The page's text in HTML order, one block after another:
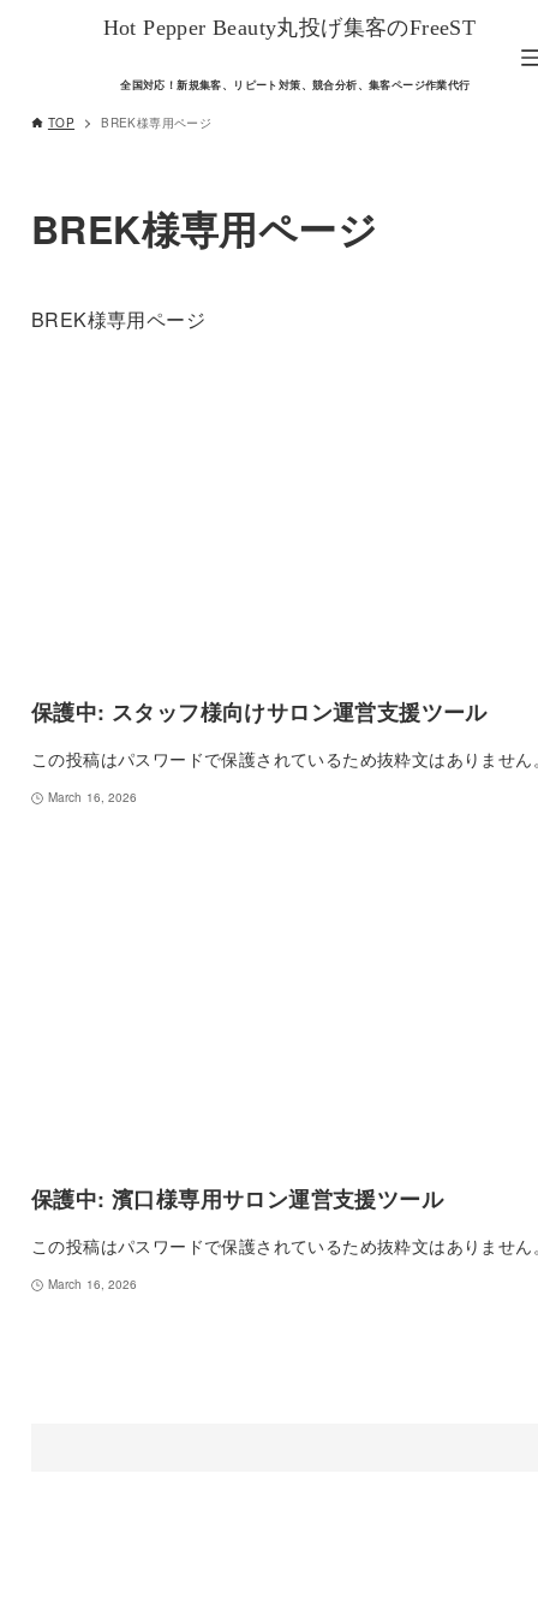
全国対応！新規集客、リピート対策、競合分析、集客ページ作業代行
Hot Pepper Beauty丸投げ集客のFreeST
TOP BREK様専用ページ
BREK様専用ページ
BREK様専用ページ
保護中: スタッフ様向けサロン運営支援ツール
この投稿はパスワードで保護されているため抜粋文はありません
March 16, 2026
保護中: 濱口様専用サロン運営支援ツール
この投稿はパスワードで保護されているため抜粋文はありません
March 16, 2026